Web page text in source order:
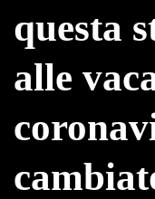
questa
alle